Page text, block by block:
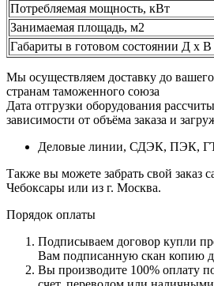
Потребляемая мощность, кВт
Занимаемая площадь, м2
Габариты в готовом состоянии Д х
Мы осуществляем доставку до
странам таможенного союза
Дата отгрузки оборудования
зависимости от объёма заказа и
Деловые линии, СДЭК, ПЭК,
Также вы можете забрать свой заказ
Чебоксары или из г. Москва.
Порядок оплаты
Подписываем договор купли
Вам подписанную скан копию
Вы производите 100% оплату